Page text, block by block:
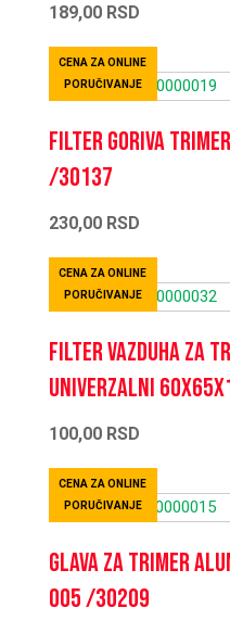
189,00 RSD
CENA ZA ONLINE
PORUČIVANJE
Filter goriva
/30137
230,00 RSD
CENA ZA ONLINE
PORUČIVANJE
Filter vazduha za
univerzalni
100,00 RSD
CENA ZA ONLINE
PORUČIVANJE
Glava za trimer
005 /30209